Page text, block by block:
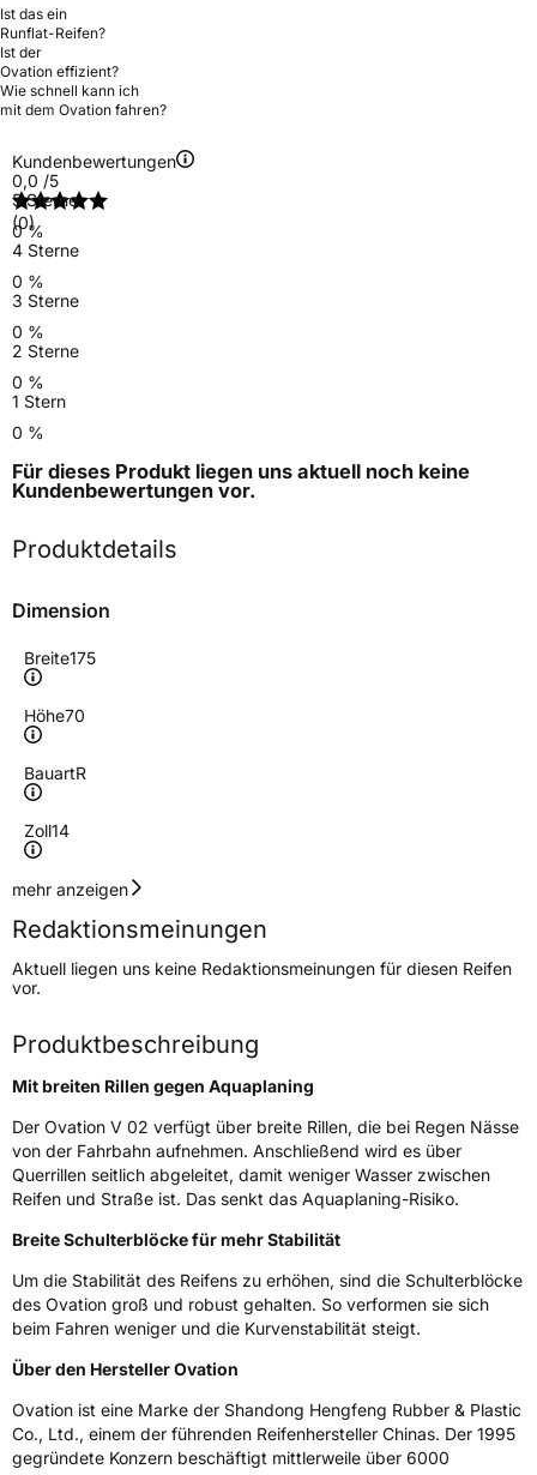
Ist das ein
Runflat-Reifen?
Ist der
Ovation effizient?
Wie schnell kann ich
mit dem Ovation fahren?
Kundenbewertungen
0,0 /5
(0)
5 Sterne
0 %
4 Sterne
0 %
3 Sterne
0 %
2 Sterne
0 %
1 Stern
0 %
Für dieses Produkt liegen uns aktuell noch keine
Kundenbewertungen vor.
Produktdetails
Dimension
Breite175
Höhe70
BauartR
Zoll14
Geschwindigkeitsindex
Höchstgeschwindigkeit
180 km/h
Lastindex95/93
Höchstlast690/650 kg
Generelle Merkmale
Fahrzeugtyp Transporter
VerwendungSommerreifen
Modellname
V 02
Weitere Eigenschaften
Zustand Neureifen
mehr anzeigen
Redaktionsmeinungen
Aktuell liegen uns keine Redaktionsmeinungen für diesen Reifen
vor.
Produktbeschreibung
Mit breiten Rillen gegen Aquaplaning
Der Ovation V 02 verfügt über breite Rillen, die bei Regen Nässe
von der Fahrbahn aufnehmen. Anschließend wird es über
Querrillen seitlich abgeleitet, damit weniger Wasser zwischen
Reifen und Straße ist. Das senkt das Aquaplaning-Risiko.
Breite Schulterblöcke für mehr Stabilität
Um die Stabilität des Reifens zu erhöhen, sind die Schulterblöcke
des Ovation groß und robust gehalten. So verformen sie sich
beim Fahren weniger und die Kurvenstabilität steigt.
Über den Hersteller Ovation
Ovation ist eine Marke der Shandong Hengfeng Rubber & Plastic
Co., Ltd., einem der führenden Reifenhersteller Chinas. Der 1995
gegründete Konzern beschäftigt mittlerweile über 6000